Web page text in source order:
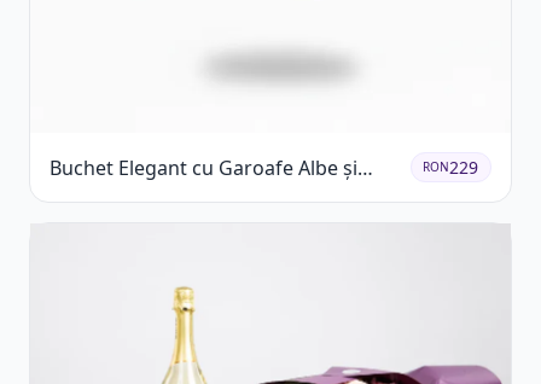
Buchet Elegant cu Garoafe Albe și
Eucalipt
RON229